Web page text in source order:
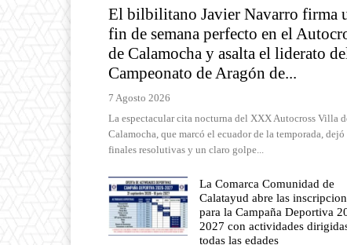
El bilbilitano Javier Navarro firma
fin de semana perfecto en el
de Calamocha y asalta el liderato
Campeonato de Aragón de...
7 Agosto 2026
La espectacular cita nocturna del XXX Autocross Villa
Calamocha, que marcó el ecuador de la temporada, dejó
finales resolutivas y un claro golpe...
La Comarca Comunidad de
Calatayud abre las
para la Campaña Deportiva
2027 con actividades
todas las edades